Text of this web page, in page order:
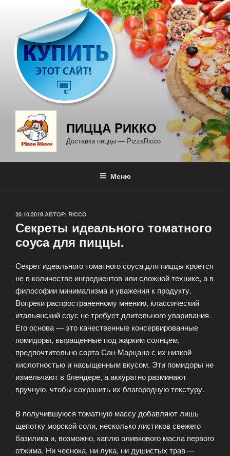
содержимому
ПИЦЦА PИККО
Доставка пиццы — PizzaRicco
Меню
ОПУБЛИКОВАНО
20.10.2019 АВТОР: RICCO
Секреты идеального томатного
соуса для пиццы.
Секрет идеального томатного соуса для пиццы кроется
не в количестве ингредиентов или сложной технике, а в
философии минимализма и уважения к продукту.
Вопреки распространенному мнению, классический
итальянский соус не требует длительного уваривания.
Его основа — это качественные консервированные
помидоры, выращенные под жарким солнцем,
предпочтительно сорта Сан-Марцано с их низкой
кислотностью и насыщенным вкусом. Эти помидоры не
измельчают в блендере, а аккуратно разминают
вручную, чтобы сохранить их благородную текстуру.
В получившуюся томатную массу добавляют лишь
щепотку морской соли, несколько листиков свежего
базилика и, возможно, каплю оливкового масла первого
отжима. Ни чеснока, ни лука, ни душистых трав —